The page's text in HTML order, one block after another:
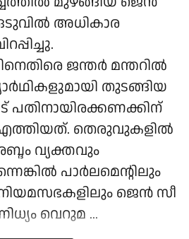
അധികാര
ജന്തര്‍ മന്തറില്‍
തുടങ്ങിയ
പതിനായിരക്കണക്കിന്
എത്തിയത്. തെരുവുകളില്‍
വ്യക്തവും
പാര്‍ലമെന്റിലും
ജെന്‍ സീ
വെറുമ ...